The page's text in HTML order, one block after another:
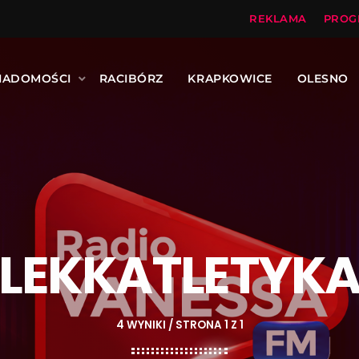
REKLAMA
RACIBÓRZ KRAPKOWICE OLESNO
4 WYNIKI / STRONA 1 Z 1